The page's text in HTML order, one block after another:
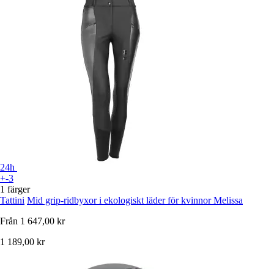
24h
+-3
1 färger
Tattini Mid grip-ridbyxor i ekologiskt läder för kvinnor Melissa
Från 1 647,00 kr
1 189,00 kr